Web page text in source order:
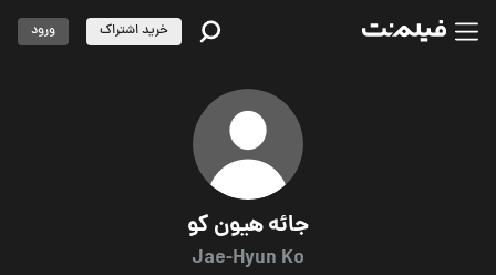
جائه هیون کو
Jae-Hyun Ko
خرید اشتراک ورود